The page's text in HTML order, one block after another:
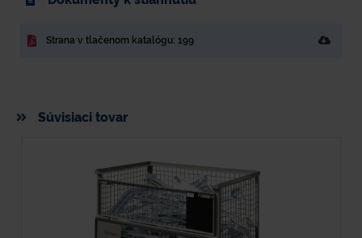
Strana v tlačenom katalógu: 199
Súvisiaci tovar